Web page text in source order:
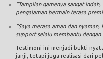
“Tampilan gamenya sangat
pengalaman bermain terasa
“Saya merasa aman dan
support selalu membantu dengan
Testimoni ini menjadi bukti
janji, tetapi juga realisasi dari